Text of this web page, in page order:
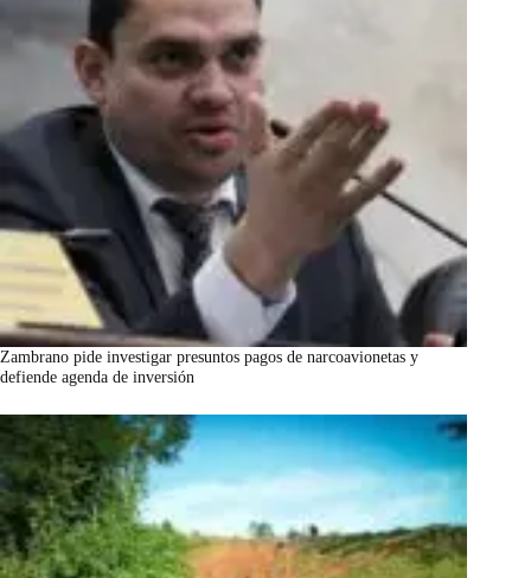
Zambrano pide investigar presuntos pagos de narcoavionetas y
defiende agenda de inversión